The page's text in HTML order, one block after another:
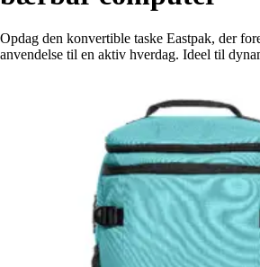
Opdag den konvertible taske Eastpak, der
anvendelse til en aktiv hverdag. Ideel til